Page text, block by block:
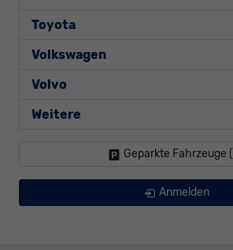
Toyota
Volkswagen
Volvo
Weitere
Geparkte Fahrzeuge (
Anmelden